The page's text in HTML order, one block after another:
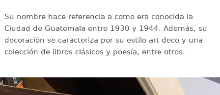
Su nombre hace referencia a como era conocida la
Ciudad de Guatemala entre 1930 y 1944. Además, su
decoración se caracteriza por su estilo art deco y una
colección de libros clásicos y poesía, entre otros.